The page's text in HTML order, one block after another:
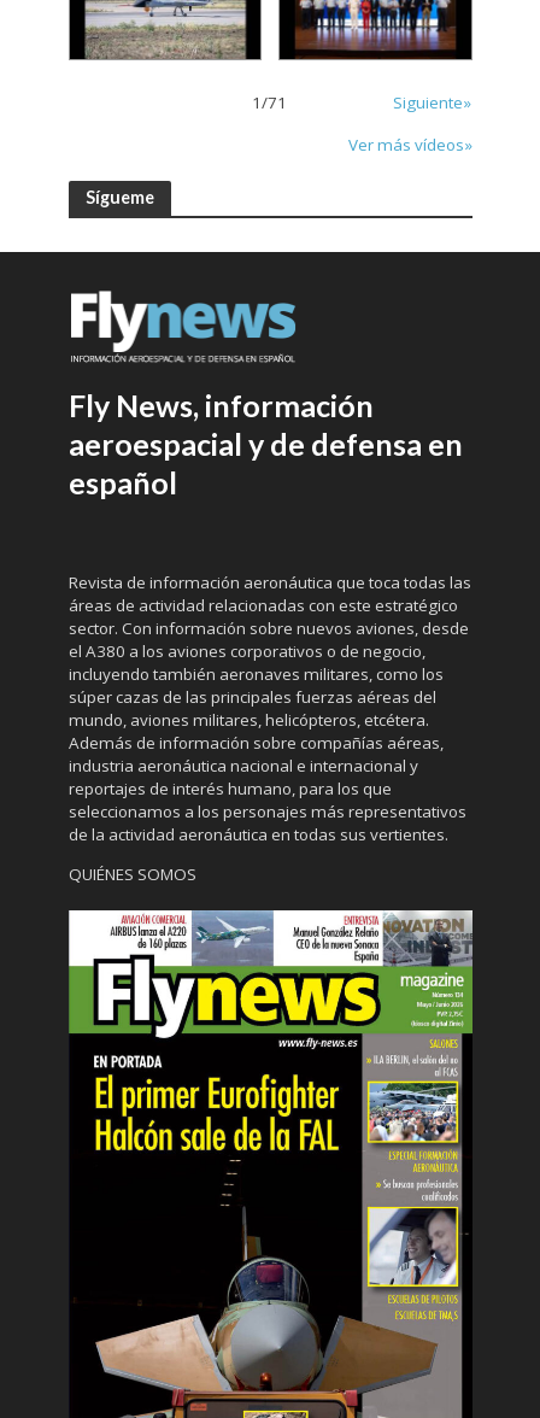
1/71
Siguiente»
Ver más vídeos»
Sígueme
Fly News, información
aeroespacial y de defensa en
español
Revista de información aeronáutica que toca todas las
áreas de actividad relacionadas con este estratégico
sector. Con información sobre nuevos aviones, desde
el A380 a los aviones corporativos o de negocio,
incluyendo también aeronaves militares, como los
súper cazas de las principales fuerzas aéreas del
mundo, aviones militares, helicópteros, etcétera.
Además de información sobre compañías aéreas,
industria aeronáutica nacional e internacional y
reportajes de interés humano, para los que
seleccionamos a los personajes más representativos
de la actividad aeronáutica en todas sus vertientes.
QUIÉNES SOMOS